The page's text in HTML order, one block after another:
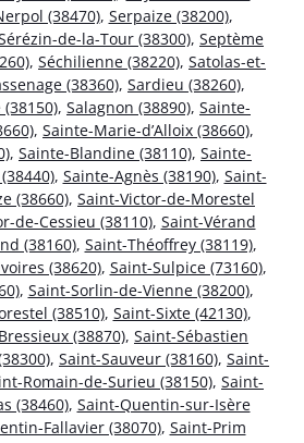
(38470), Serpaize (38200),
de-la-Tour (38300), Septème
, Séchilienne (38220), Satolas-et-
(38360), Sardieu (38260),
, Salagnon (38890), Sainte-
, Sainte-Marie-d’Alloix (38660),
, Sainte-Blandine (38110), Sainte-
, Sainte-Agnès (38190), Saint-
(38660), Saint-Victor-de-Morestel
de-Cessieu (38110), Saint-Vérand
(38160), Saint-Théoffrey (38119),
(38620), Saint-Sulpice (73160),
, Saint-Sorlin-de-Vienne (38200),
(38510), Saint-Sixte (42130),
(38870), Saint-Sébastien
, Saint-Sauveur (38160), Saint-
Romain-de-Surieu (38150), Saint-
(38460), Saint-Quentin-sur-Isère
Fallavier (38070), Saint-Prim